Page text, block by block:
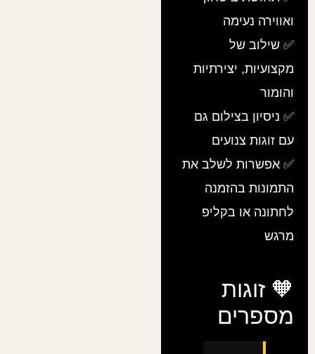
ואווירה נעימה
✅ שילוב של
מקצועיות, יצירתיות
והומור
✅ ניסיון בצילום גם
עם זוגות צנועים
✅ אפשרות לשלב את
התמונות בהזמנה
לחתונה או בקליפ
מרגש
🧡 זוגות
מספרים